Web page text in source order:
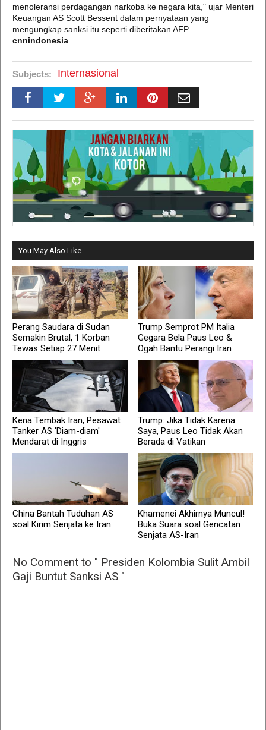
menoleransi perdagangan narkoba ke negara kita," ujar Menteri
Keuangan AS Scott Bessent dalam pernyataan yang
mengungkap sanksi itu seperti diberitakan AFP.
cnnindonesia
Subjects: Internasional
You May Also Like
Perang Saudara di Sudan
Semakin Brutal, 1 Korban
Tewas Setiap 27 Menit
Trump Semprot PM Italia
Gegara Bela Paus Leo &
Ogah Bantu Perangi Iran
Kena Tembak Iran, Pesawat
Tanker AS 'Diam-diam'
Mendarat di Inggris
Trump: Jika Tidak Karena
Saya, Paus Leo Tidak Akan
Berada di Vatikan
China Bantah Tuduhan AS
soal Kirim Senjata ke Iran
Khamenei Akhirnya Muncul!
Buka Suara soal Gencatan
Senjata AS-Iran
No Comment to " Presiden Kolombia Sulit Ambil
Gaji Buntut Sanksi AS "